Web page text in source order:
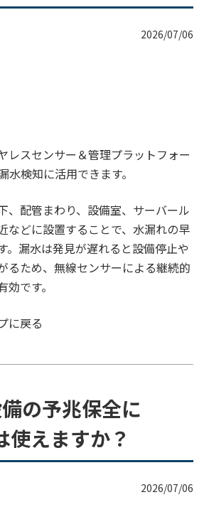
2026/07/06
レスセンサー＆管理プラットフォー
検知に活用できます。
、配管まわり、設備室、サーバール
などに設置することで、水漏れの早
。漏水は発見が遅れると設備停止や
るため、無線センサーによる継続的
です。
に戻る
の予兆保全に
えますか？
2026/07/06